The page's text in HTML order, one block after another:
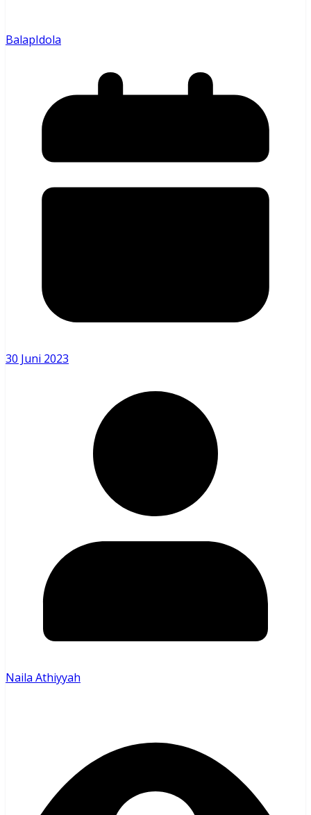
BalapIdola
30 Juni 2023
Naila Athiyyah